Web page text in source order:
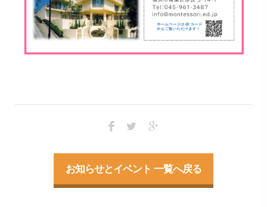
お知らせとイベント 一覧へ戻る